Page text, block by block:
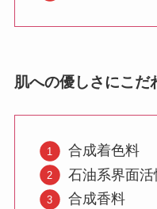
肌への優しさにこだ
合成着色料
石油系界面活
合成香料